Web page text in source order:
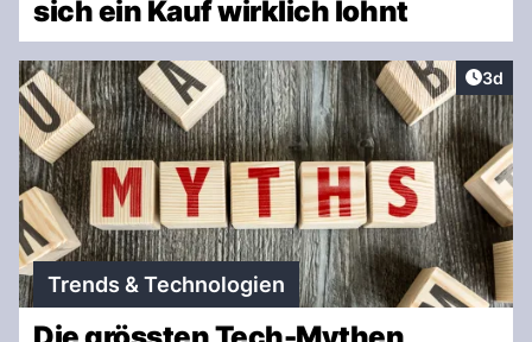
sich ein Kauf wirklich lohnt
3d
Trends & Technologien